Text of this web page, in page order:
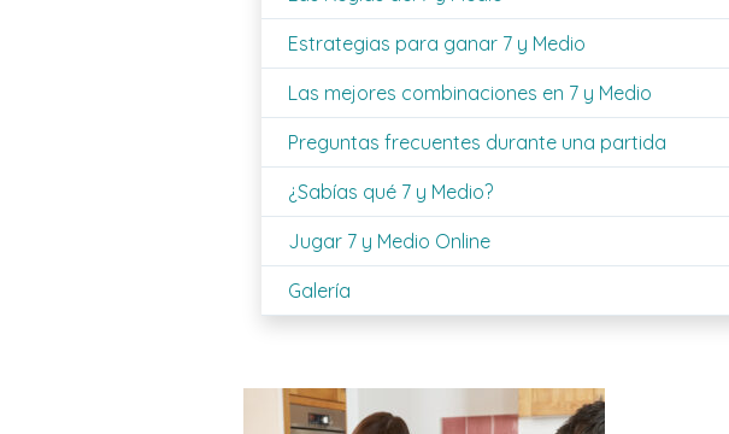
Estrategias para ganar 7 y Medio
Las mejores combinaciones en 7 y Medio
Preguntas frecuentes durante una partida
¿Sabías qué 7 y Medio?
Jugar 7 y Medio Online
Galería